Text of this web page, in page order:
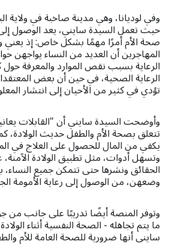
وفي لوديانا، وهي مدينة صاخبة في ولاية
حيث تعمل السيدة سايني، يعد الوصول
صحة الأم أمرًا مهمًا بشكل خاص: إذ يعني
المهاجرين أن العديد من النساء يواجهن
الرعاية بسبب نقص الموارد والمعرفة
الرعاية الصحية، في حين أن بعض
تؤدي في كثير من الأحيان إلى انتشار
وأوضحت السيدة سايني أن "القابلات
تتعلق بصحة الأم والطفل حديث الولادة،
يكفي من المال للحصول على العلاج في
وتسهل أدوات، مثل تطبيق الولادة الآمنة،
الحقائق ونشرها حتى تتمكن جميع
وضعهن، من الوصول إلى رعاية الأمومة
وتوفر المنصة أيضًا تدريبًا على جانب من
ما يتم تجاهله - الصحة النفسية أثناء
سايني أنها ضرورية للصحة العامة للأم